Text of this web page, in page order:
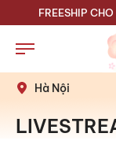
FREESHIP
Hà Nội